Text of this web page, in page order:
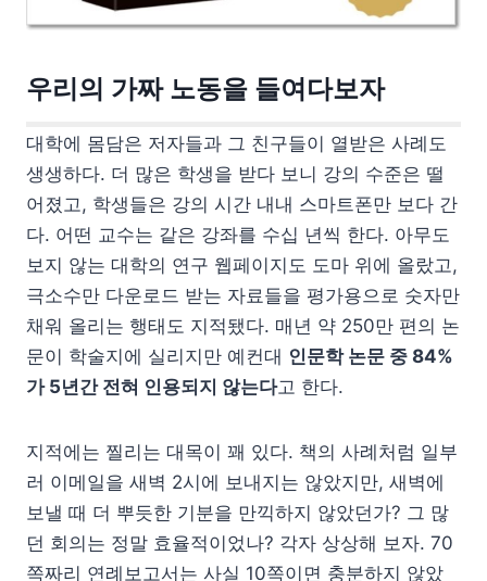
우리의 가짜 노동을 들여다보자
대학에 몸담은 저자들과 그 친구들이 열받은 사례도
생생하다. 더 많은 학생을 받다 보니 강의 수준은 떨
어졌고, 학생들은 강의 시간 내내 스마트폰만 보다 간
다. 어떤 교수는 같은 강좌를 수십 년씩 한다. 아무도
보지 않는 대학의 연구 웹페이지도 도마 위에 올랐고,
극소수만 다운로드 받는 자료들을 평가용으로 숫자만
채워 올리는 행태도 지적됐다. 매년 약 250만 편의 논
문이 학술지에 실리지만 예컨대 인문학 논문 중 84%
가 5년간 전혀 인용되지 않는다고 한다.
지적에는 찔리는 대목이 꽤 있다. 책의 사례처럼 일부
러 이메일을 새벽 2시에 보내지는 않았지만, 새벽에
보낼 때 더 뿌듯한 기분을 만끽하지 않았던가? 그 많
던 회의는 정말 효율적이었나? 각자 상상해 보자. 70
쪽짜리 연례보고서는 사실 10쪽이면 충분하지 않았